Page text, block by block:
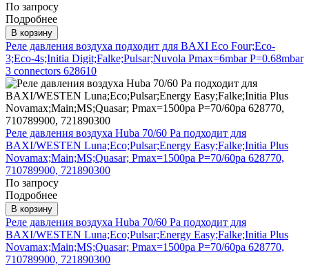
По запросу
Подробнее
В корзину
Реле давления воздуха подходит для BAXI Eсо Four;Eco-
3;Eco-4s;Initia Digit;Falke;Pulsar;Nuvola Pmax=6mbar P=0.68mbar
3 connectors 628610
Реле давления воздуха Huba 70/60 Pa подходит для
BAXI/WESTEN Luna;Eco;Pulsar;Energy Easy;Falke;Initia Plus
Novamax;Main;MS;Quasar; Pmax=1500pa P=70/60pa 628770,
710789900, 721890300
По запросу
Подробнее
В корзину
Реле давления воздуха Huba 70/60 Pa подходит для
BAXI/WESTEN Luna;Eco;Pulsar;Energy Easy;Falke;Initia Plus
Novamax;Main;MS;Quasar; Pmax=1500pa P=70/60pa 628770,
710789900, 721890300